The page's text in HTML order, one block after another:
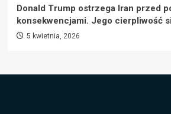
Donald Trump ostrzega Iran przed
konsekwencjami. Jego cierpliwość
5 kwietnia, 2026